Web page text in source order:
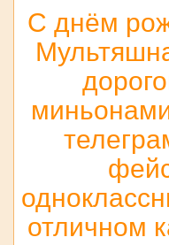
С днём
отличном